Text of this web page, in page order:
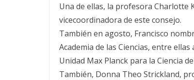
Una de ellas, la profesora
vicecoordinadora de este consejo.
También en agosto, Francisco
Academia de las Ciencias, entre
Unidad Max Planck para la Ciencia
También, Donna Theo Strickland,